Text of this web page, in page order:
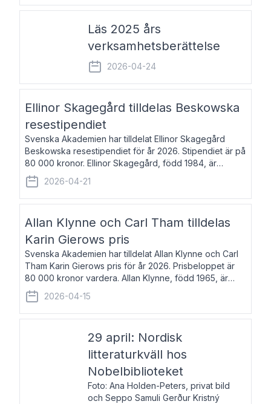
sakprosa som i år går till Magnus
Läs 2025 års
verksamhetsberättelse
2026-04-24
Ellinor Skagegård tilldelas Beskowska
resestipendiet
Svenska Akademien har tilldelat Ellinor Skagegård
Beskowska resestipendiet för år 2026. Stipendiet är på
80 000 kronor. Ellinor Skagegård, född 1984, är
författare, journalist och musiker. Hon skriver
återkommande för Svenska Dagbladet, Ups
2026-04-21
Allan Klynne och Carl Tham tilldelas
Karin Gierows pris
Svenska Akademien har tilldelat Allan Klynne och Carl
Tham Karin Gierows pris för år 2026. Prisbeloppet är
80 000 kronor vardera. Allan Klynne, född 1965, är
arkeolog, författare, översättare och fil.dr i antikens
kultur och samhällsliv. Ut
2026-04-15
29 april: Nordisk
litteraturkväll hos
Nobelbiblioteket
Foto: Ana Holden-Peters, privat bild
och Seppo Samuli Gerður Kristný